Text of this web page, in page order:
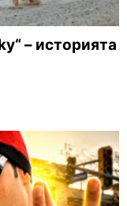
– историята